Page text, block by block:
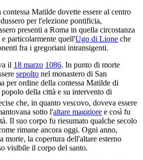
Matilde dovette essere al centro
per l'elezione pontificia,
presenti a Roma in quella circostanza
particolarmente quell'Ugo di Lione che
fra i gregoriani intransigenti.
il 18 marzo 1086. In punto di morte
sepolto nel monastero di San
per ordine della contessa Matilde di
della città e su intervento di
che, in quanto vescovo, doveva essere
sotto l'altare maggiore e così fu
Il suo corpo fu riesumato qualche secolo
rimane ancora oggi. Ogni anno,
morte, la copertura dell'altare esterno
visibile il corpo del santo.